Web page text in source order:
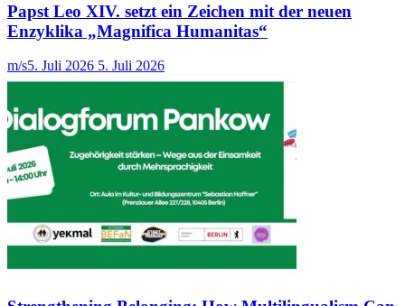
Papst Leo XIV. setzt ein Zeichen mit der neuen
Enzyklika „Magnifica Humanitas“
m/s5. Juli 2026 5. Juli 2026